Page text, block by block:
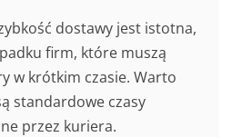
dostawy jest istotna,
firm, które muszą
w krótkim czasie. Warto
standardowe czasy
przez kuriera.